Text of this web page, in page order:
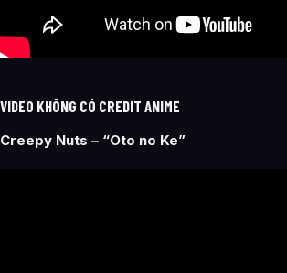
VIDEO KHÔNG CÓ CREDIT ANIME
Creepy Nuts – “Oto no Ke”